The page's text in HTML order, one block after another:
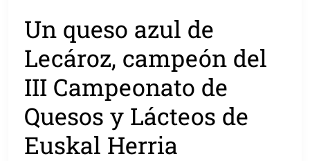
Un queso azul de
Lecároz, campeón del
III Campeonato de
Quesos y Lácteos de
Euskal Herria